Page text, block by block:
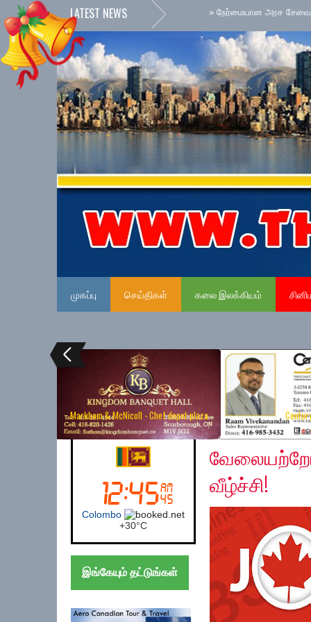
LATEST NEWS
முகப்பு செய்திகள் கலை இலக்கியம்
Markham & McNicoll - Chef depot plaza
Canada (Toronto)
Toronto
+29°C
இங்கேயும் தட்டுங்கள்
Sunday, June 9, 2019
வீழ்ச்சி!